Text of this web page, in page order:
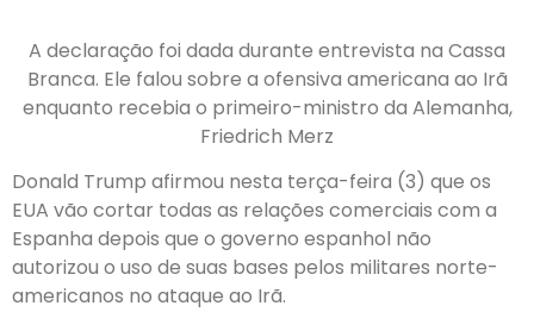
A declaração foi dada durante entrevista na Cassa
Branca. Ele falou sobre a ofensiva americana ao Irã
enquanto recebia o primeiro-ministro da Alemanha,
Friedrich Merz
Donald Trump afirmou nesta terça-feira (3) que os
EUA vão cortar todas as relações comerciais com a
Espanha depois que o governo espanhol não
autorizou o uso de suas bases pelos militares norte-
americanos no ataque ao Irã.